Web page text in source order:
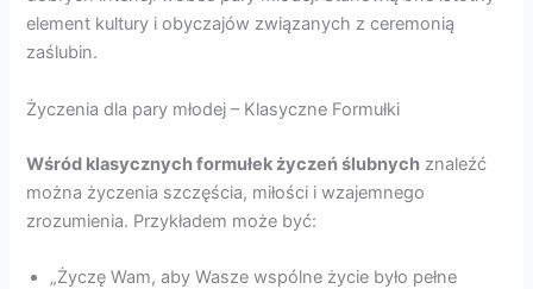
element kultury i obyczajów związanych z ceremonią
zaślubin.
Życzenia dla pary młodej – Klasyczne Formułki
Wśród klasycznych formułek życzeń ślubnych znaleźć
można życzenia szczęścia, miłości i wzajemnego
zrozumienia. Przykładem może być:
„Życzę Wam, aby Wasze wspólne życie było pełne